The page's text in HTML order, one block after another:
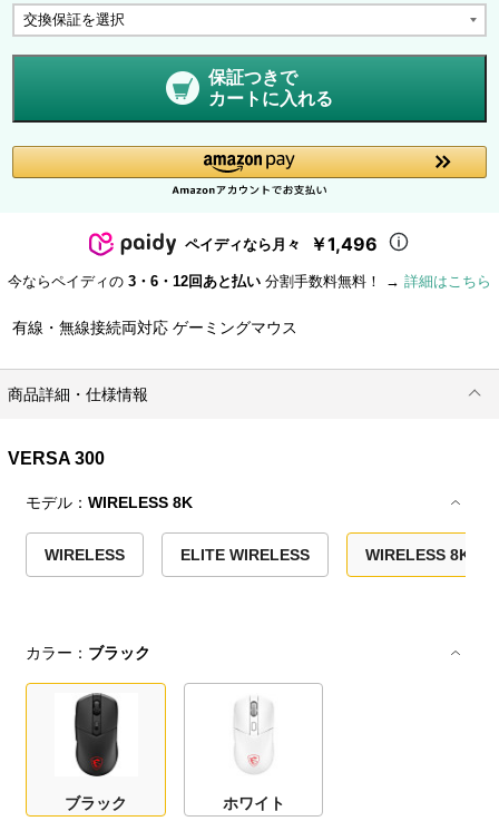
保証つきで
カートに入れる
ペイディなら月々 ￥1,496
今ならペイディの 3・6・12回あと払い 分割手数料無料！ → 詳細はこちら
有線・無線接続両対応 ゲーミングマウス
商品詳細・仕様情報
VERSA 300
モデル：WIRELESS 8K
WIRELESS ELITE WIRELESS WIRELESS 8K
カラー： ブラック
ブラック ホワイト